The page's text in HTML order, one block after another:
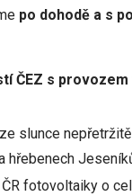
po dohodě a s
ČEZ s
slunce
hřebenech
fotovoltaiky o